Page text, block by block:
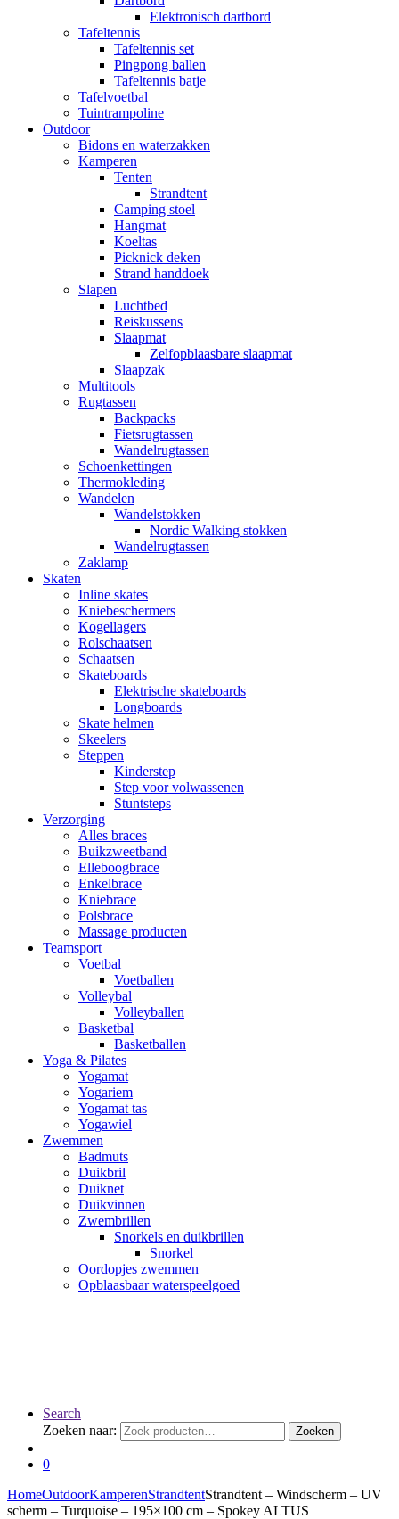
Elektronisch dartbord
Tafeltennis
Tafeltennis set
Pingpong ballen
Tafeltennis batje
Tafelvoetbal
Tuintrampoline
Outdoor
Bidons en waterzakken
Kamperen
Tenten
Strandtent
Camping stoel
Hangmat
Koeltas
Picknick deken
Strand handdoek
Slapen
Luchtbed
Reiskussens
Slaapmat
Zelfopblaasbare slaapmat
Slaapzak
Multitools
Rugtassen
Backpacks
Fietsrugtassen
Wandelrugtassen
Schoenkettingen
Thermokleding
Wandelen
Wandelstokken
Nordic Walking stokken
Wandelrugtassen
Zaklamp
Skaten
Inline skates
Kniebeschermers
Kogellagers
Rolschaatsen
Schaatsen
Skateboards
Elektrische skateboards
Longboards
Skate helmen
Skeelers
Steppen
Kinderstep
Step voor volwassenen
Stuntsteps
Verzorging
Alles braces
Buikzweetband
Elleboogbrace
Enkelbrace
Kniebrace
Polsbrace
Massage producten
Teamsport
Voetbal
Voetballen
Volleybal
Volleyballen
Basketbal
Basketballen
Yoga & Pilates
Yogamat
Yogariem
Yogamat tas
Yogawiel
Zwemmen
Badmuts
Duikbril
Duiknet
Duikvinnen
Zwembrillen
Snorkels en duikbrillen
Snorkel
Oordopjes zwemmen
Opblaasbaar waterspeelgoed
Search
Zoeken naar:
Zoeken
0
HomeOutdoorKamperenStrandtentStrandtent – Windscherm – UV
scherm – Turquoise – 195×100 cm – Spokey ALTUS